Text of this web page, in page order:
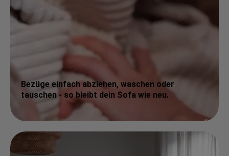
Bezüge einfach abziehen, waschen oder
tauschen - so bleibt dein Sofa wie neu.